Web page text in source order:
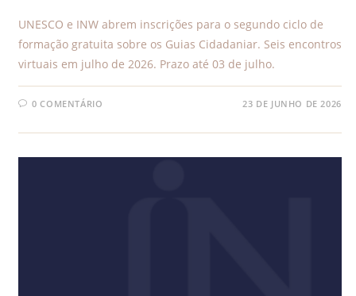
UNESCO e INW abrem inscrições para o segundo ciclo de
formação gratuita sobre os Guias Cidadaniar. Seis encontros
virtuais em julho de 2026. Prazo até 03 de julho.
0 COMENTÁRIO 23 DE JUNHO DE 2026